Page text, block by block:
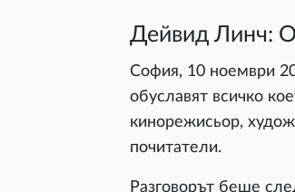
Дейвид Линч:
София, 10 ноември
обуславят всичко
кинорежисьор,
почитатели.
Разговорът беше